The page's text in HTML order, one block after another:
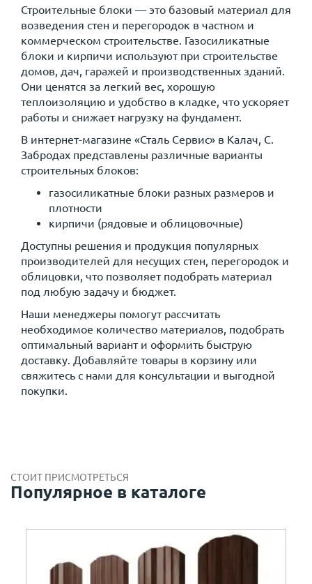
Строительные блоки — это базовый материал для
возведения стен и перегородок в частном и
коммерческом строительстве. Газосиликатные
блоки и кирпичи используют при строительстве
домов, дач, гаражей и производственных зданий.
Они ценятся за легкий вес, хорошую
теплоизоляцию и удобство в кладке, что ускоряет
работы и снижает нагрузку на фундамент.
В интернет-магазине «Сталь Сервис» в Калач, C.
Забродах представлены различные варианты
строительных блоков:
газосиликатные блоки разных размеров и
плотности
кирпичи (рядовые и облицовочные)
Доступны решения и продукция популярных
производителей для несущих стен, перегородок и
облицовки, что позволяет подобрать материал
под любую задачу и бюджет.
Наши менеджеры помогут рассчитать
необходимое количество материалов, подобрать
оптимальный вариант и оформить быструю
доставку. Добавляйте товары в корзину или
свяжитесь с нами для консультации и выгодной
покупки.
СТОИТ ПРИСМОТРЕТЬСЯ
Популярное в каталоге